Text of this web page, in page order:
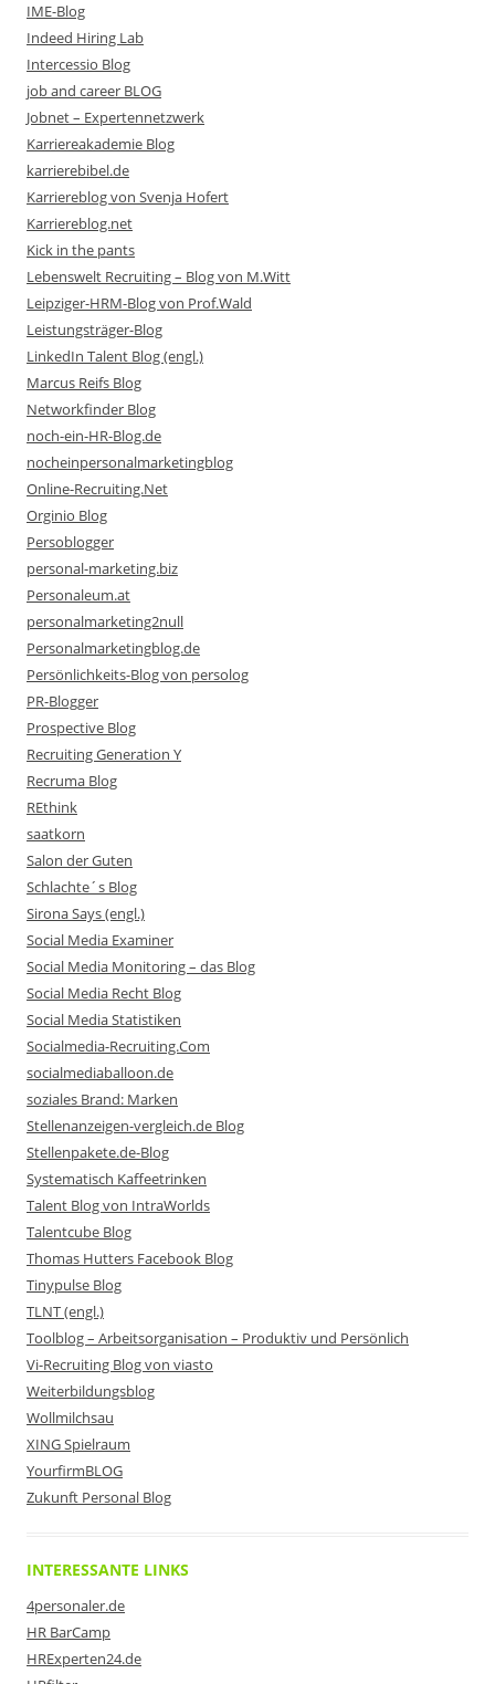
IME-Blog
Indeed Hiring Lab
Intercessio Blog
job and career BLOG
Jobnet – Expertennetzwerk
Karriereakademie Blog
karrierebibel.de
Karriereblog von Svenja Hofert
Karriereblog.net
Kick in the pants
Lebenswelt Recruiting – Blog von M.Witt
Leipziger-HRM-Blog von Prof.Wald
Leistungsträger-Blog
LinkedIn Talent Blog (engl.)
Marcus Reifs Blog
Networkfinder Blog
noch-ein-HR-Blog.de
nocheinpersonalmarketingblog
Online-Recruiting.Net
Orginio Blog
Persoblogger
personal-marketing.biz
Personaleum.at
personalmarketing2null
Personalmarketingblog.de
Persönlichkeits-Blog von persolog
PR-Blogger
Prospective Blog
Recruiting Generation Y
Recruma Blog
REthink
saatkorn
Salon der Guten
Schlachte´s Blog
Sirona Says (engl.)
Social Media Examiner
Social Media Monitoring – das Blog
Social Media Recht Blog
Social Media Statistiken
Socialmedia-Recruiting.Com
socialmediaballoon.de
soziales Brand: Marken
Stellenanzeigen-vergleich.de Blog
Stellenpakete.de-Blog
Systematisch Kaffeetrinken
Talent Blog von IntraWorlds
Talentcube Blog
Thomas Hutters Facebook Blog
Tinypulse Blog
TLNT (engl.)
Toolblog – Arbeitsorganisation – Produktiv und Persönlich
Vi-Recruiting Blog von viasto
Weiterbildungsblog
Wollmilchsau
XING Spielraum
YourfirmBLOG
Zukunft Personal Blog
INTERESSANTE LINKS
4personaler.de
HR BarCamp
HRExperten24.de